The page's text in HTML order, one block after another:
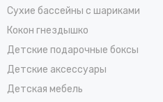
Cухие бассейны c шариками
Кокон гнездышко
Детские подарочные боксы
Детские аксессуары
Детская мебель